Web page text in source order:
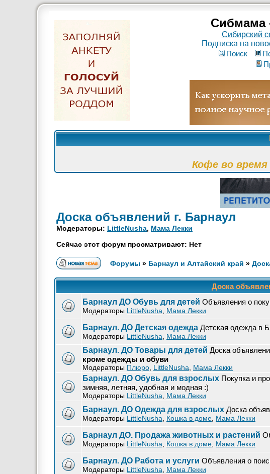
Сибмама
Сибирский
Подписка на
Поиск
Кофе во
Доска объявлений г. Барнаул
Модераторы: LittleNusha, Мама Лекки
Сейчас этот форум просматривают: Нет
Форумы » Барнаул и Алтайский край »
Доска
Барнаул ДО Обувь для детей Объявления о
Модераторы LittleNusha Мама Лекки
Барнаул. ДО Детская одежда Детская одежда в
Модераторы LittleNusha Мама Лекки
Барнаул. ДО Товары для детей Доска
кроме одежды и обуви
Модераторы Плюро LittleNusha Мама Лекки
Барнаул. ДО Обувь для взрослых Покупка и
зимняя, летняя, удобная и модная :)
Модераторы LittleNusha Мама Лекки
Барнаул. ДО Одежда для взрослых Доска
Модераторы LittleNusha Кошка в доме Мама Лекки
Барнаул ДО. Продажа животных и растений
Модераторы LittleNusha Кошка в доме Мама Лекки
Барнаул. ДО Работа и услуги Объявления о
Модераторы LittleNusha Мама Лекки